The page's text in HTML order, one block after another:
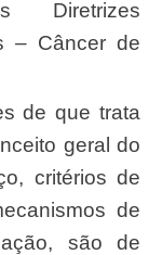
Diretrizes
– Câncer de
geral do
critérios de
de
são de